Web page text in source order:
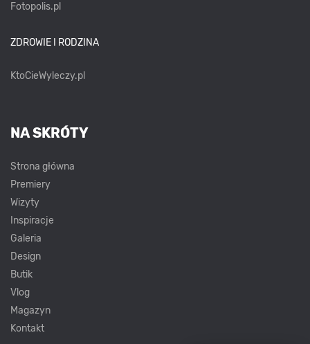
Fotopolis.pl
ZDROWIE I RODZINA
KtoCieWyleczy.pl
NA SKRÓTY
Strona główna
Premiery
Wizyty
Inspiracje
Galeria
Design
Butik
Vlog
Magazyn
Kontakt